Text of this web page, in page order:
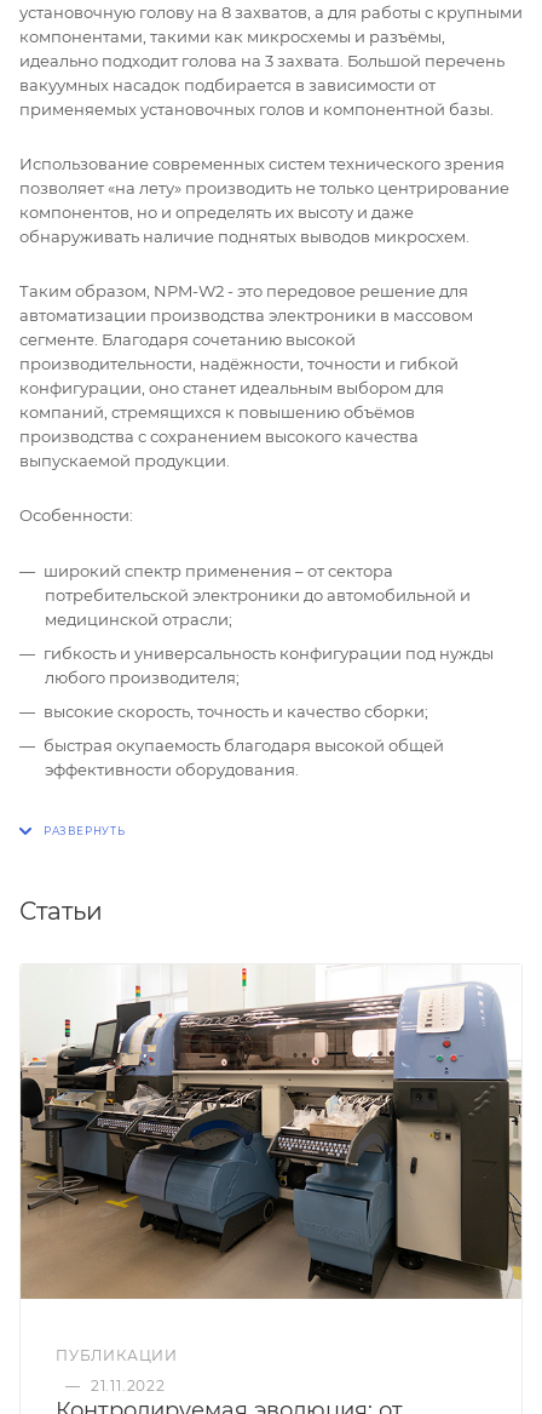
установочную голову на 8 захватов, а для работы с крупными
компонентами, такими как микросхемы и разъёмы,
идеально подходит голова на 3 захвата. Большой перечень
вакуумных насадок подбирается в зависимости от
применяемых установочных голов и компонентной базы.
Использование современных систем технического зрения
позволяет «на лету» производить не только центрирование
компонентов, но и определять их высоту и даже
обнаруживать наличие поднятых выводов микросхем.
Таким образом, NPM-W2 - это передовое решение для
автоматизации производства электроники в массовом
сегменте. Благодаря сочетанию высокой
производительности, надёжности, точности и гибкой
конфигурации, оно станет идеальным выбором для
компаний, стремящихся к повышению объёмов
производства с сохранением высокого качества
выпускаемой продукции.
Особенности:
широкий спектр применения – от сектора
потребительской электроники до автомобильной и
медицинской отрасли;
гибкость и универсальность конфигурации под нужды
любого производителя;
высокие скорость, точность и качество сборки;
быстрая окупаемость благодаря высокой общей
эффективности оборудования.
Статьи
ПУБЛИКАЦИИ
— 21.11.2022